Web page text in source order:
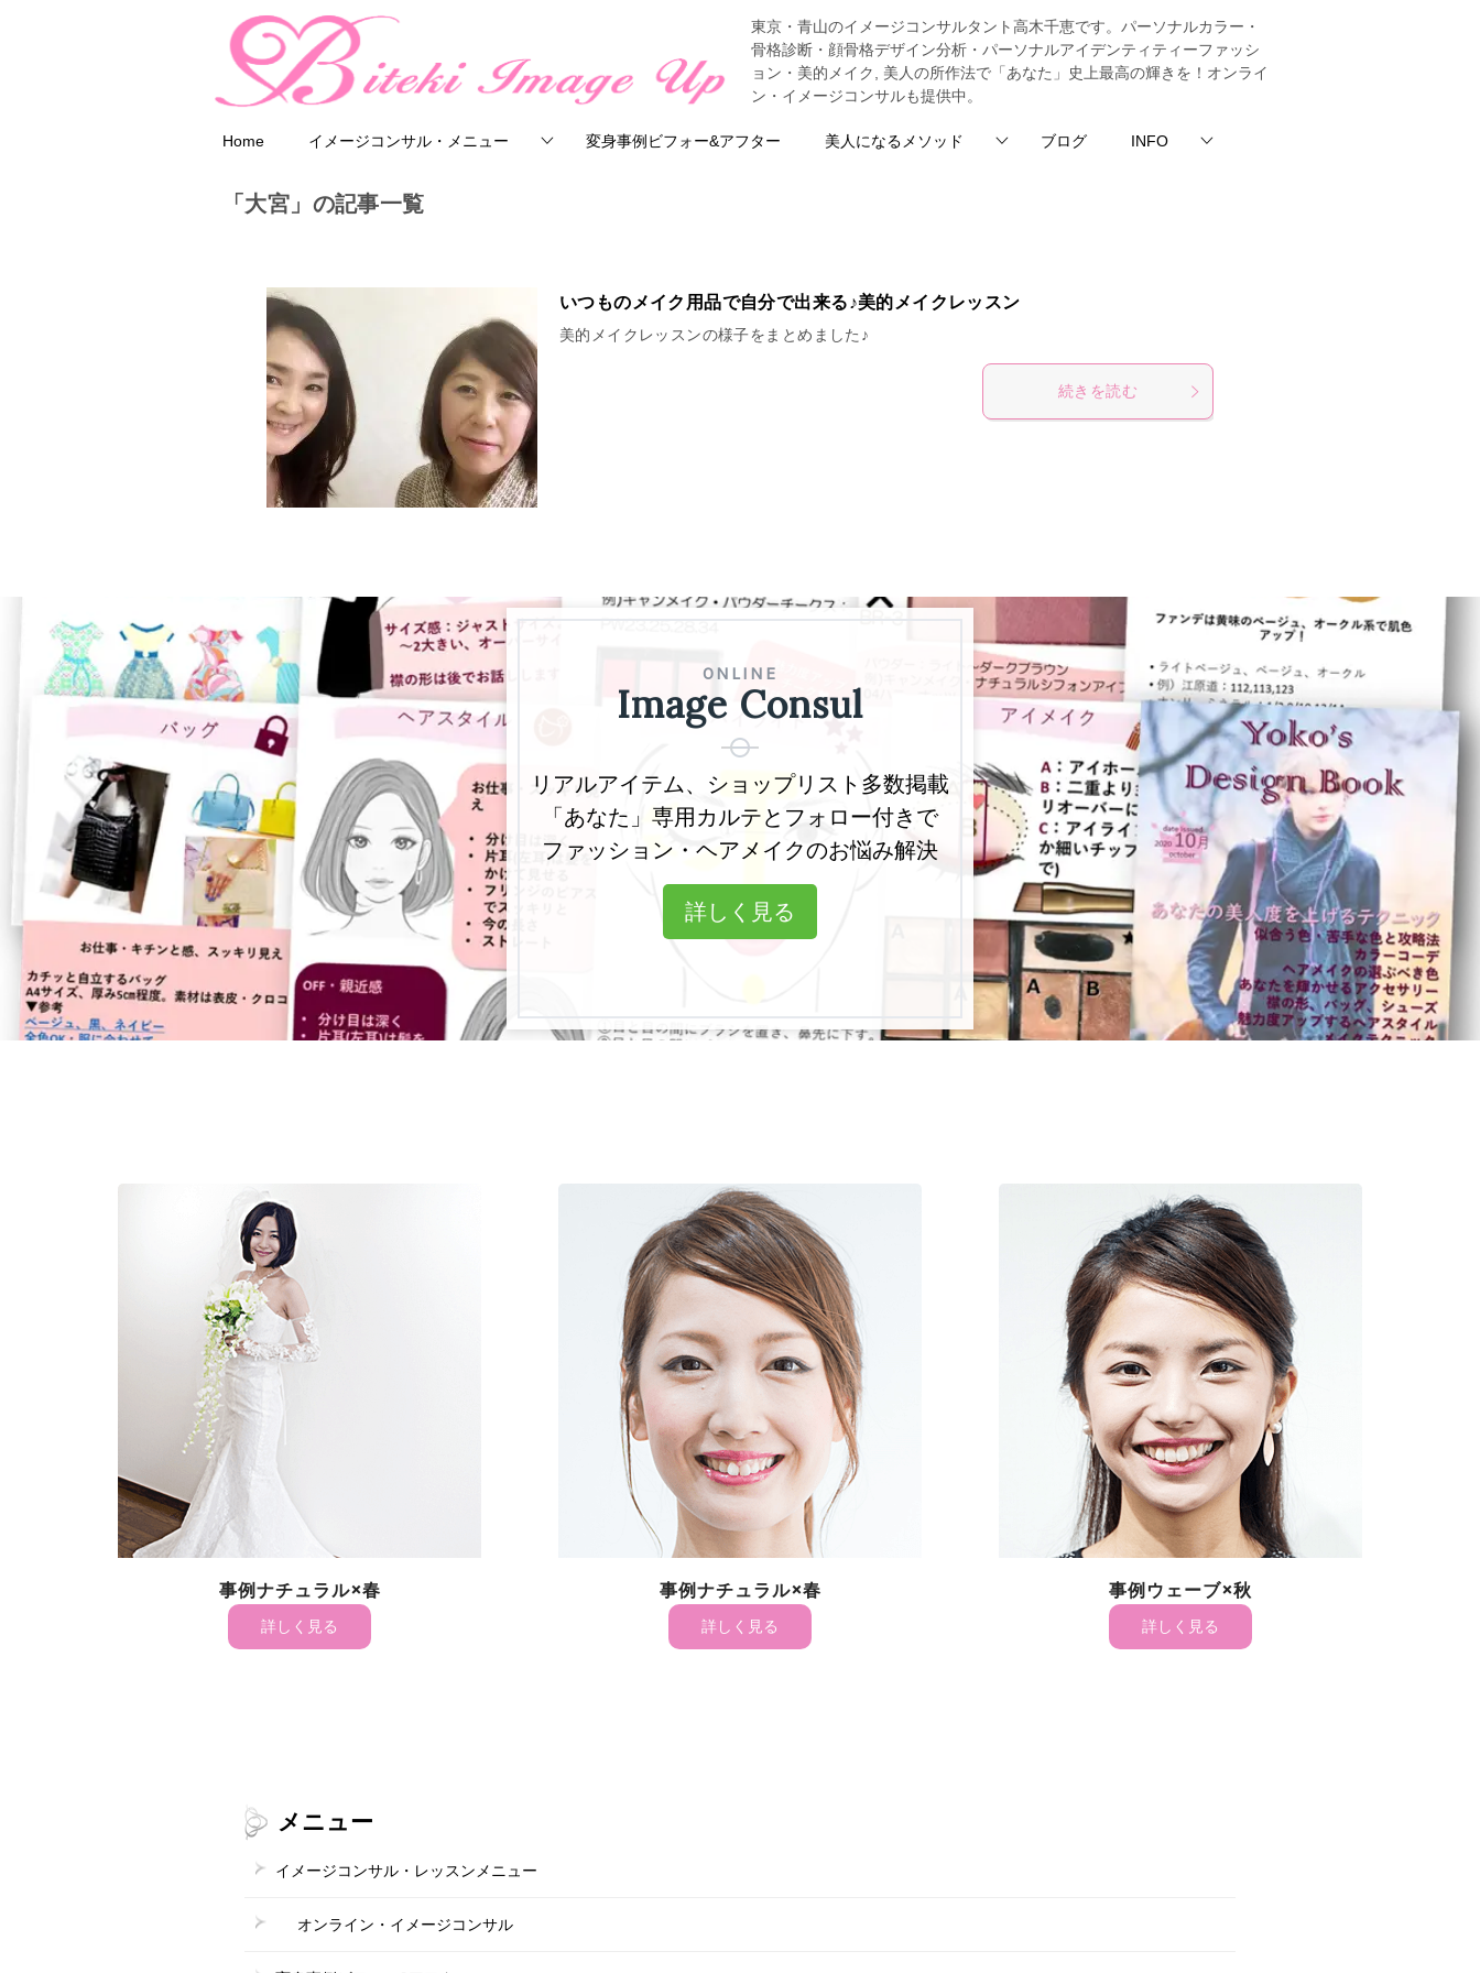
東京・青山のイメージコンサルタント高木千恵です。パーソナルカラー・
骨格診断・顔骨格デザイン分析・パーソナルアイデンティティーファッシ
ョン・美的メイク, 美人の所作法で「あなた」史上最高の輝きを！オンライ
ン・イメージコンサルも提供中。
Home イメージコンサル・メニュー 変身事例ビフォー&アフター 美人になるメソッド ブログ INFO
「大宮」の記事一覧
いつものメイク用品で自分で出来る♪美的メイクレッスン
美的メイクレッスンの様子をまとめました♪
続きを読む
ONLINE
Image Consul
リアルアイテム、ショップリスト多数掲載
「あなた」専用カルテとフォロー付きで
ファッション・ヘアメイクのお悩み解決
詳しく見る
メニュー
イメージコンサル・レッスンメニュー
オンライン・イメージコンサル